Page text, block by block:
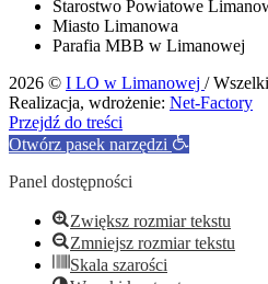
Starostwo Powiatowe
Miasto Limanowa
Parafia MBB w Limanowej
2026 © I LO w Limanowej /
Realizacja, wdrożenie: Net-Factory
Przejdź do treści
Otwórz pasek narzędzi
Panel dostępności
Zwiększ rozmiar tekstu
Zmniejsz rozmiar tekstu
Skala szarości